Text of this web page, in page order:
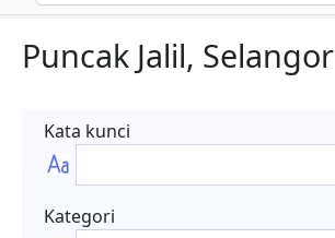
Puncak Jalil, Selangor
Kata kunci
Kategori